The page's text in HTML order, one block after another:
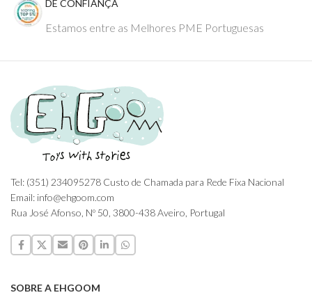
DE CONFIANÇA
Estamos entre as Melhores PME Portuguesas
Tel: (351) 234095278 Custo de Chamada para Rede Fixa Nacional
Email: info@ehgoom.com
Rua José Afonso, Nº 50, 3800-438 Aveiro, Portugal
SOBRE A EHGOOM